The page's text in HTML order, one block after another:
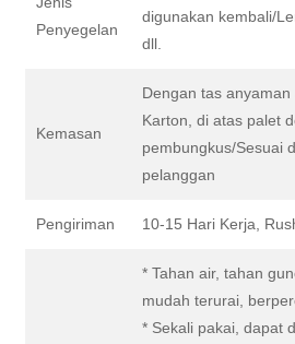
Penyegelan
digunakan kembali/
dll.
Kemasan
Dengan tas
Karton, di atas palet
pembungkus/Sesuai
pelanggan
Pengiriman 10-15 Hari Kerja,
* Tahan air, tahan
mudah terurai,
* Sekali pakai, dapat